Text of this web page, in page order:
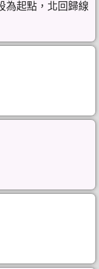
為起點，北回歸線